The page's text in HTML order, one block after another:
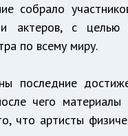
собрало
актеров, с целью
по всему миру.
последние
чего
что артисты